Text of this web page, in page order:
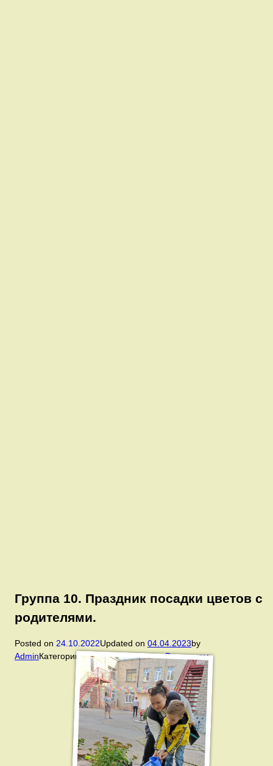
Группа 10. Праздник посадки цветов с
родителями.
Posted on 24.10.2022Updated on 04.04.2023by
AdminКатегории:Группа 10 , Новости,Родителям